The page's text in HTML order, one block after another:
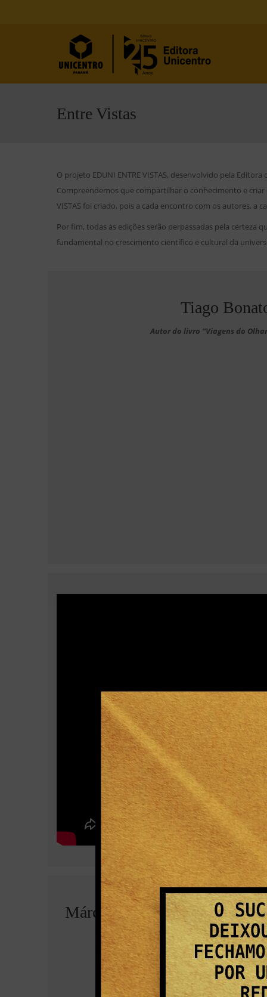
Entre Vistas
O projeto EDUNI ENTRE VISTAS, desenvolvido pela
Compreendemos que compartilhar o conhecimento e
VISTAS foi criado, pois a cada encontro com os autores,
Por fim, todas as edições serão perpassadas pela certeza
fundamental no crescimento científico e cultural da
Tiago
Autor do livro “Viagens do
Márcia Maria Menendes
Autora do livro “Nas fronteiras do